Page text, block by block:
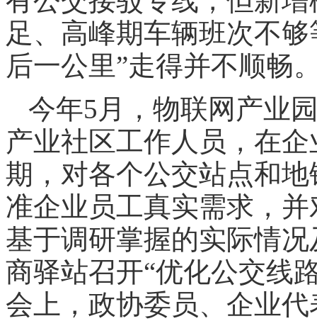
足、高峰期车辆班次不
后一公里”走得并不顺畅
今年5月，物联网产业
产业社区工作人员，在
期，对各个公交站点和
准企业员工真实需求，
基于调研掌握的实际情
商驿站召开“优化公交线
会上，政协委员、企业